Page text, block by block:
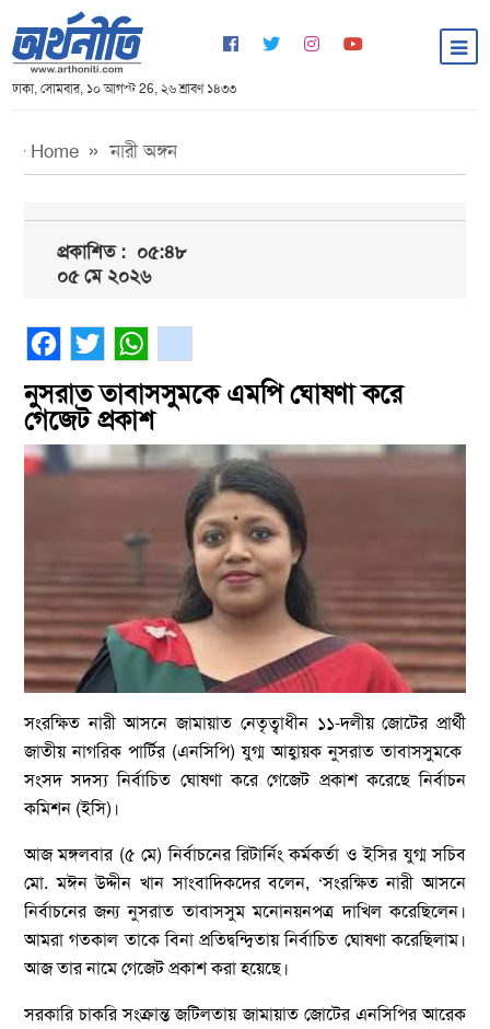
ঢাকা, সোমবার, ১০ আগস্ট 26, ২৬ শ্রাবণ ১৪৩৩
Home নারী অঙ্গন
প্রকাশিত :০৫:৪৮
০৫ মে ২০২৬
নুসরাত তাবাসসুমকে এমপি ঘোষণা করে
গেজেট প্রকাশ
সংরক্ষিত নারী আসনে জামায়াত নেতৃত্বাধীন ১১-দলীয় জোটের প্রার্থী
জাতীয় নাগরিক পার্টির (এনসিপি) যুগ্ম আহ্বায়ক নুসরাত তাবাসসুমকে
সংসদ সদস্য নির্বাচিত ঘোষণা করে গেজেট প্রকাশ করেছে নির্বাচন
কমিশন (ইসি)।
আজ মঙ্গলবার (৫ মে) নির্বাচনের রিটার্নিং কর্মকর্তা ও ইসির যুগ্ম সচিব
মো. মঈন উদ্দীন খান সাংবাদিকদের বলেন, ‘সংরক্ষিত নারী আসনে
নির্বাচনের জন্য নুসরাত তাবাসসুম মনোনয়নপত্র দাখিল করেছিলেন।
আমরা গতকাল তাকে বিনা প্রতিদ্বন্দ্বিতায় নির্বাচিত ঘোষণা করেছিলাম।
আজ তার নামে গেজেট প্রকাশ করা হয়েছে।
সরকারি চাকরি সংক্রান্ত জটিলতায় জামায়াত জোটের এনসিপির আরেক